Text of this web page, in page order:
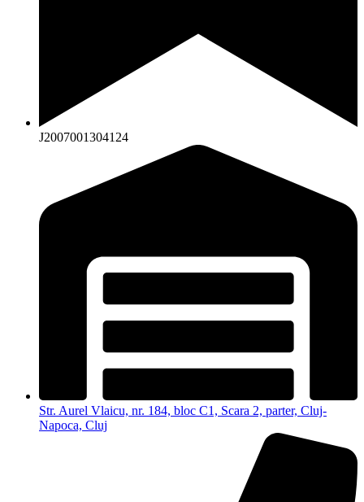
J2007001304124
Str. Aurel Vlaicu, nr. 184, bloc C1, Scara 2, parter, Cluj-
Napoca, Cluj